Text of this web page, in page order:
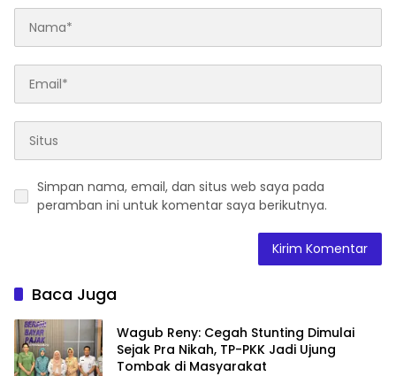
Simpan nama, email, dan situs web saya pada
peramban ini untuk komentar saya berikutnya.
Baca Juga
Wagub Reny: Cegah Stunting Dimulai
Sejak Pra Nikah, TP-PKK Jadi Ujung
Tombak di Masyarakat